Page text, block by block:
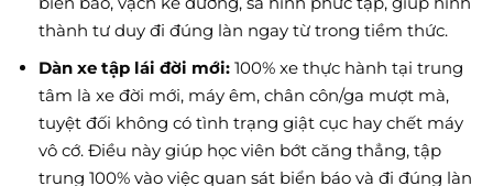
thành tư duy đi đúng làn ngay từ trong tiềm thức.
Dàn xe tập lái đời mới:100% xe thực hành tại trung
tâm là xe đời mới, máy êm, chân côn/ga mượt mà,
tuyệt đối không có tình trạng giật cục hay chết máy
vô cớ. Điều này giúp học viên bớt căng thẳng, tập
trung 100% vào việc quan sát biển báo và đi đúng làn